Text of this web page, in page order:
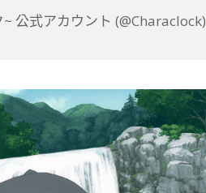
公式アカウント (@Characlock)